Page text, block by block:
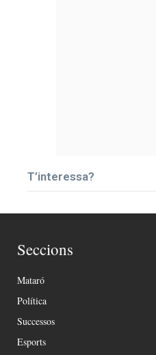
T’interessa?
Seccions
Mataró
Política
Successos
Esports